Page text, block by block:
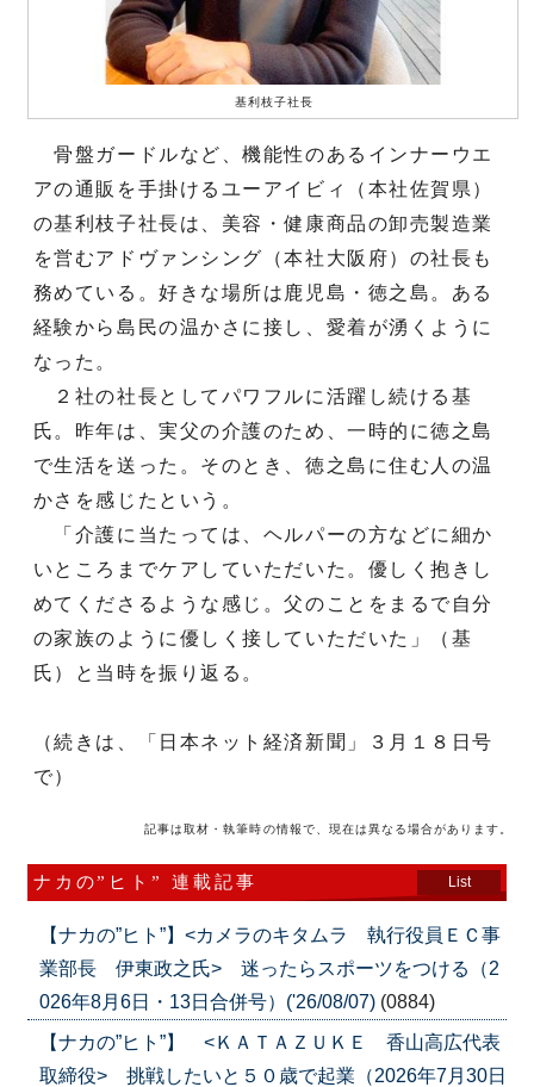
基利枝子社長
骨盤ガードルなど、機能性のあるインナーウエ
アの通販を手掛けるユーアイビィ（本社佐賀県）
の基利枝子社長は、美容・健康商品の卸売製造業
を営むアドヴァンシング（本社大阪府）の社長も
務めている。好きな場所は鹿児島・徳之島。ある
経験から島民の温かさに接し、愛着が湧くように
なった。
２社の社長としてパワフルに活躍し続ける基
氏。昨年は、実父の介護のため、一時的に徳之島
で生活を送った。そのとき、徳之島に住む人の温
かさを感じたという。
「介護に当たっては、ヘルパーの方などに細か
いところまでケアしていただいた。優しく抱きし
めてくださるような感じ。父のことをまるで自分
の家族のように優しく接していただいた」（基
氏）と当時を振り返る。
（続きは、「日本ネット経済新聞」３月１８日号
で）
記事は取材・執筆時の情報で、現在は異なる場合があります。
ナカの”ヒト” 連載記事 List
【ナカの”ヒト”】<カメラのキタムラ 執行役員ＥＣ事
業部長 伊東政之氏> 迷ったらスポーツをつける（2
026年8月6日・13日合併号）('26/08/07) (0884)
【ナカの”ヒト”】 <ＫＡＴＡＺＵＫＥ 香山高広代表
取締役> 挑戦したいと５０歳で起業（2026年7月30日